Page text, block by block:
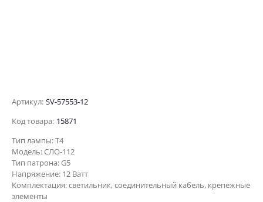
Артикул: SV-57553-12
Код товара: 15871
Тип лампы: Т4
Модель: СЛО-112
Тип патрона: G5
Напряжение: 12 Ватт
Комплектация: светильник, соединительный кабель, крепежные
элементы